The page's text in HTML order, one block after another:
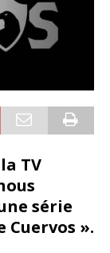
TV
série
».